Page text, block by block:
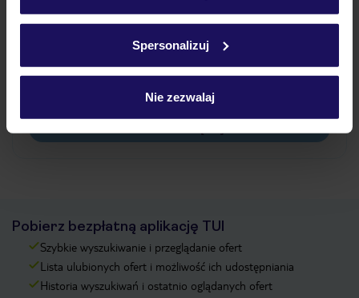
Szczegółowe informacje o plikach cookie znajdziesz
Spersonalizuj
Nie zezwalaj
Często zadawane pytania
Jak zmienić uczestników/osobę zgłaszającą?
Czy w Hotelu będzie przedstawiciel TUI?
pokładowe/bilety lotnicze?
Pobierz bezpłatną aplikację TUI
Szybkie wyszukiwanie i przeglądanie ofert
Lista ulubionych ofert i możliwość ich udostępniania
Historia wyszukiwań i ostatnio oglądanych ofert